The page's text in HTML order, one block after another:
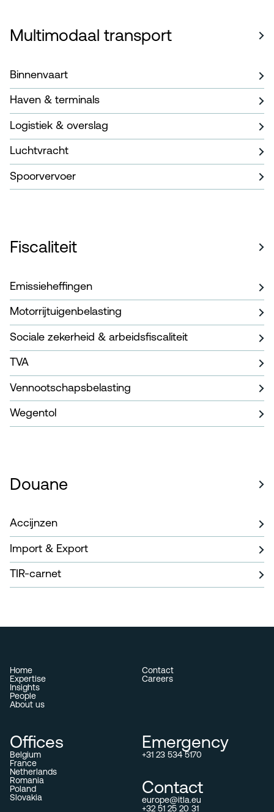
Multimodaal transport
Binnenvaart
Haven & terminals
Logistiek & overslag
Luchtvracht
Spoorvervoer
Fiscaliteit
Emissieheffingen
Motorrijtuigenbelasting
Sociale zekerheid & arbeidsfiscaliteit
TVA
Vennootschapsbelasting
Wegentol
Douane
Accijnzen
Import & Export
TIR-carnet
Home
Expertise
Insights
People
About us
Contact
Careers
Offices
Belgium
France
Netherlands
Romania
Poland
Slovakia
Emergency
+31 23 534 5170
Contact
europe@itla.eu
+32 51 25 20 31